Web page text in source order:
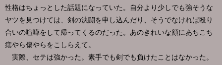
性格はちょっとした話題になっていた。自分より少しでも強そうな
ヤツを見つけては、剣の決闘を申し込んだり、そうでなければ殴り
合いの喧嘩をして帰ってくるのだった。あのきれいな顔にあちこち
痣やら傷やらをこしらえて。
実際、セテは強かった。素手でも剣でも負けたことはなかった。